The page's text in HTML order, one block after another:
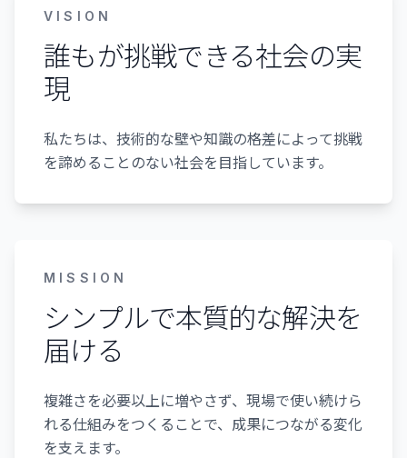
VISION
誰もが挑戦できる社会の実
現
私たちは、技術的な壁や知識の格差によって挑戦
を諦めることのない社会を目指しています。
MISSION
シンプルで本質的な解決を
届ける
複雑さを必要以上に増やさず、現場で使い続けら
れる仕組みをつくることで、成果につながる変化
を支えます。